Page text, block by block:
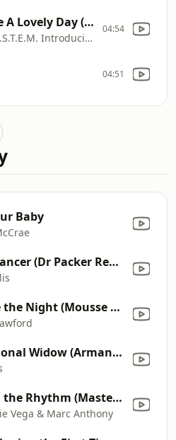
It's Gonna Be A Lovely Day (Easy Listening Sax Instrumental)
The S.O.U.L. S.Y.S.T.E.M. Introducing Michelle Visage
04:54
04:51
Baby
Skate Dancer (Dr Packer Remix)
Give Me the Night (Mousse T.'s Classic Club Mix)
Professional Widow (Armand's Star Trunk Funkin' Mix) [Radio Edit]
Ride On the Rhythm (Masters At Work Dub) [Mixed]
Vega & Marc Anthony